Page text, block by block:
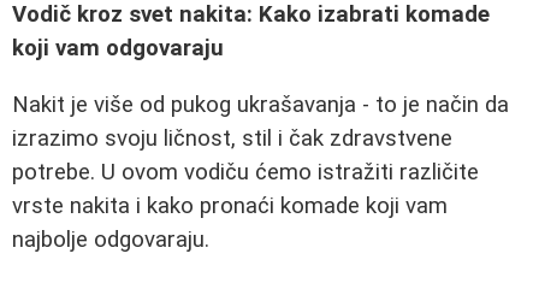
Vodič kroz svet nakita: Kako izabrati komade
koji vam odgovaraju
Nakit je više od pukog ukrašavanja - to je način da
izrazimo svoju ličnost, stil i čak zdravstvene
potrebe. U ovom vodiču ćemo istražiti različite
vrste nakita i kako pronaći komade koji vam
najbolje odgovaraju.